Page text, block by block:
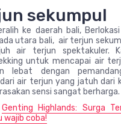
sekumpul
ke daerah bali,
utara bali, air terjun
air terjun spektakuler.
untuk mencapai air
lebat dengan
air terjun yang jatuh dari
sensi sangat berharga.
Genting Highlands: Surga
wajib coba!